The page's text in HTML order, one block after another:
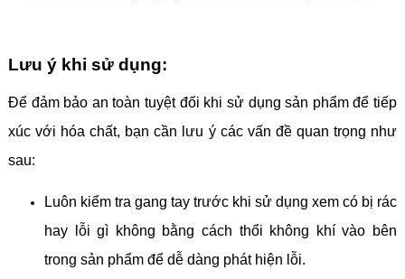
Lưu ý khi sử dụng:
Để đảm bảo an toàn tuyệt đối khi sử dụng sản phẩm để tiếp
xúc với hóa chất, bạn cần lưu ý các vấn đề quan trọng như
sau:
Luôn kiểm tra gang tay trước khi sử dụng xem có bị rác
hay lỗi gì không bằng cách thổi không khí vào bên
trong sản phẩm để dễ dàng phát hiện lỗi.